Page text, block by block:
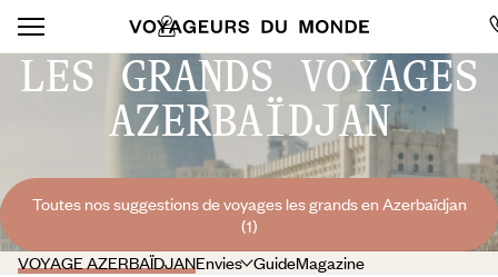
LES GRANDS VOYAGES
AZERBAÏDJAN
Toutes nos suggestions de voyages les grands en Azerbaïdjan
(1)
VOYAGE AZERBAÏDJANEnvies GuideMagazine